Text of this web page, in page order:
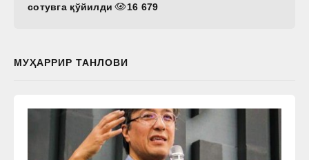
сотувга қўйилди
16 679
МУҲАРРИР ТАНЛОВИ